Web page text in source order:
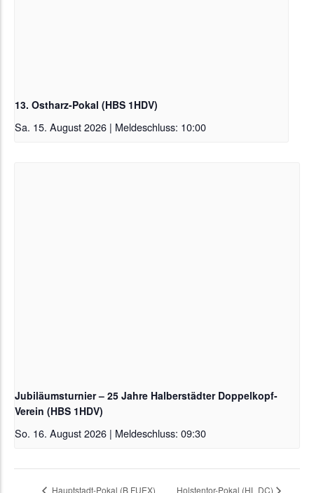
13. Ostharz-Pokal (HBS 1HDV)
Sa. 15. August 2026 | Meldeschluss: 10:00
Jubiläumsturnier – 25 Jahre Halberstädter Doppelkopf-
Verein (HBS 1HDV)
So. 16. August 2026 | Meldeschluss: 09:30
Hauptstadt-Pokal (B FUEX) Holstentor-Pokal (HL DC)